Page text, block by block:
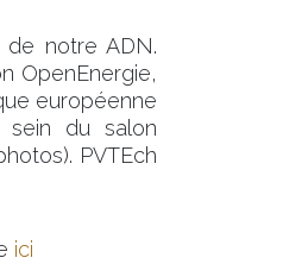
notre ADN.
OpenEnergie,
européenne
sein du salon
PVTEch
ici